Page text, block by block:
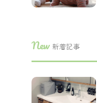
New 新着記事